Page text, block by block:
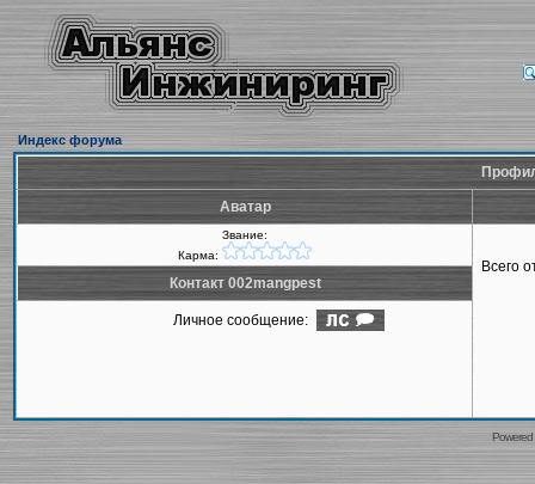
Индекс форума
Аватар
Звание:
Карма:
Всего
Контакт 002mangpest
Личное сообщение: